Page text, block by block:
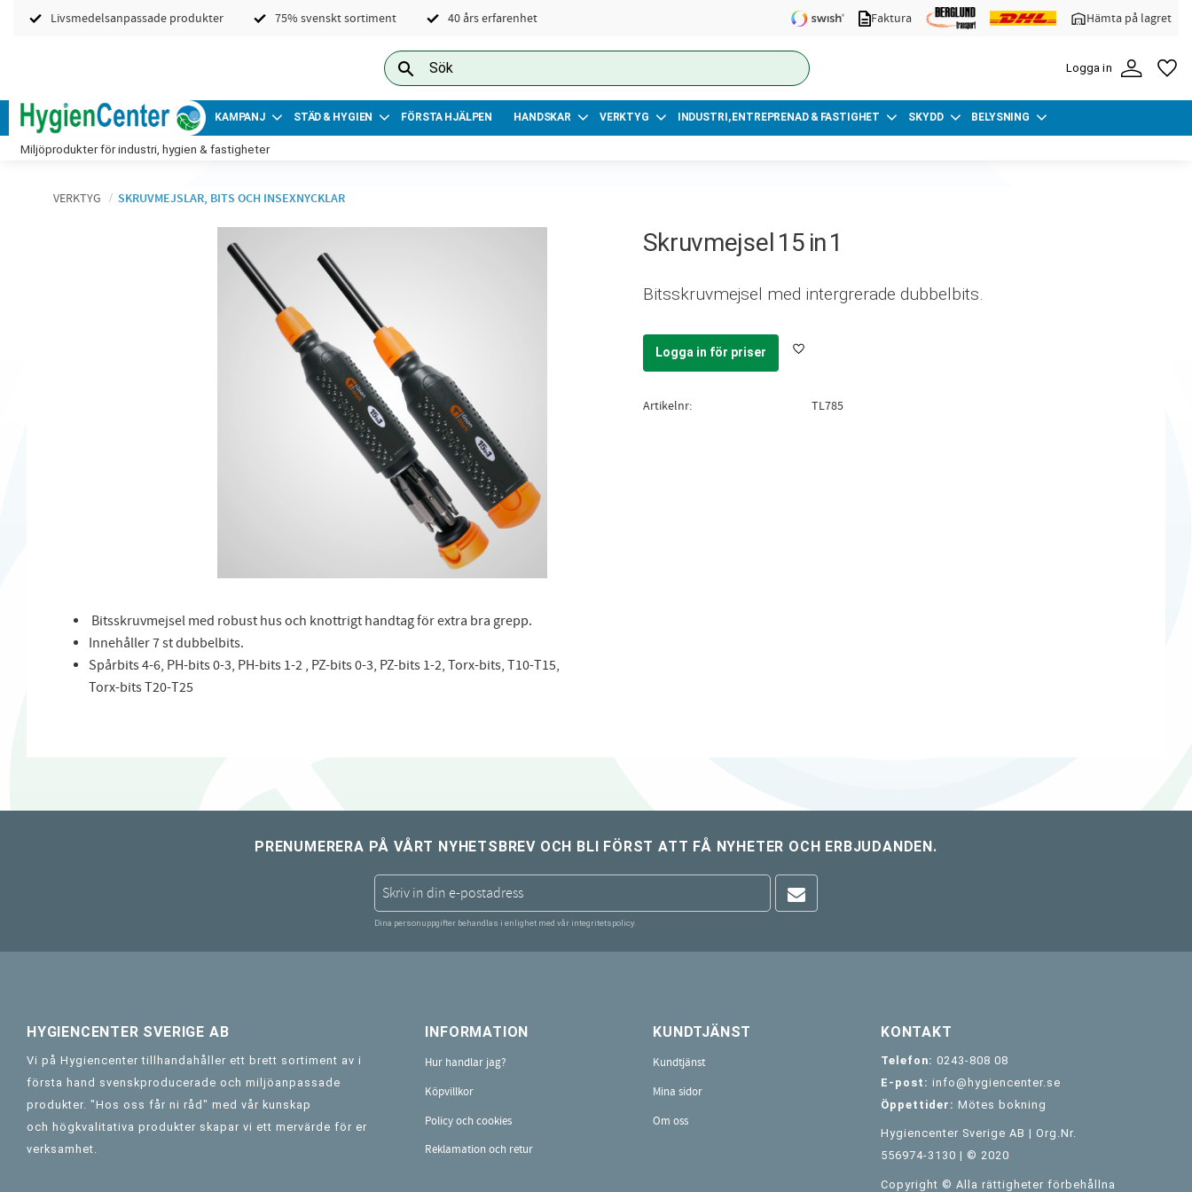
Livsmedelsanpassade produkter 75% svenskt sortiment 40 års erfarenhet Faktura Hämta på lagret
Logga in
KAMPANJ STÄD & HYGIEN FÖRSTA HJÄLPEN HANDSKAR VERKTYG INDUSTRI, ENTREPRENAD & FASTIGHET SKYDD BELYSNING
Miljöprodukter för industri, hygien & fastigheter
VERKTYG SKRUVMEJSLAR, BITS OCH INSEXNYCKLAR
Skruvmejsel 15 in 1
Bitsskruvmejsel med intergrerade dubbelbits.
Logga in för priser Lägg till i favoriter
Artikelnr TL785
Bitsskruvmejsel med robust hus och knottrigt handtag för extra bra grepp.
Innehåller 7 st dubbelbits.
Spårbits 4-6, PH-bits 0-3, PH-bits 1-2 , PZ-bits 0-3, PZ-bits 1-2, Torx-bits, T10-T15,
Torx-bits T20-T25
PRENUMERERA PÅ VÅRT NYHETSBREV OCH BLI FÖRST ATT FÅ NYHETER OCH ERBJUDANDEN.
Dina personuppgifter behandlas i enlighet med vår integritetspolicy.
HYGIENCENTER SVERIGE AB
Vi på Hygiencenter tillhandahåller ett brett sortiment av i
första hand svenskproducerade och miljöanpassade
produkter. "Hos oss får ni råd" med vår kunskap
och högkvalitativa produkter skapar vi ett mervärde för er
verksamhet.
INFORMATION
Hur handlar jag?
Köpvillkor
Policy och cookies
Reklamation och retur
KUNDTJÄNST
Kundtjänst
Mina sidor
Om oss
KONTAKT
Telefon: 0243-808 08
E-post: info@hygiencenter.se
Öppettider: Mötes bokning
Hygiencenter Sverige AB | Org.Nr.
556974-3130 | © 2020
Copyright © Alla rättigheter förbehållna